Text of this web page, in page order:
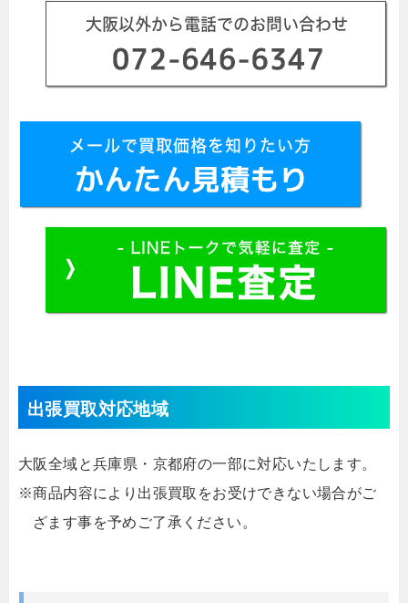
出張買取対応地域
大阪全域と兵庫県・京都府の一部に対応いたします。
※商品内容により出張買取をお受けできない場合がご
ざます事を予めご了承ください。